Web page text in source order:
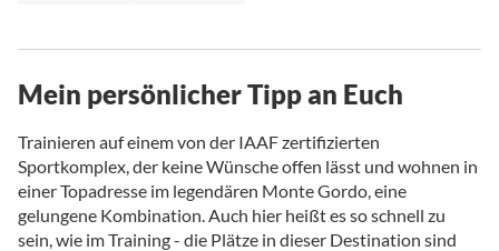
Mein persönlicher Tipp an Euch
Trainieren auf einem von der IAAF zertifizierten
Sportkomplex, der keine Wünsche offen lässt und wohnen in
einer Topadresse im legendären Monte Gordo, eine
gelungene Kombination. Auch hier heißt es so schnell zu
sein, wie im Training - die Plätze in dieser Destination sind